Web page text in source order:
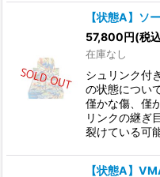
【状態A】ソ
57,800円(税
在庫なし
シュリンク付
の状態につい
僅かな傷、僅
リンクの継ぎ
裂けている可
【状態A】